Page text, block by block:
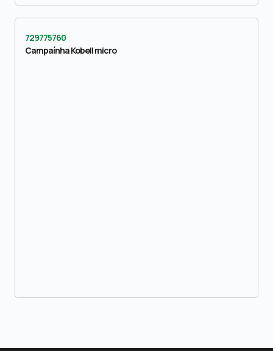
729775760
Campaínha Kobell micro